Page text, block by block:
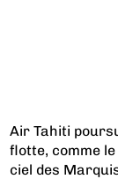
Air Tahiti
flotte, comme
ciel des